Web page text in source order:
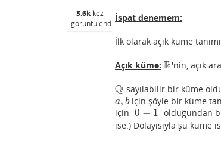
3.6kkez
görüntülendi
İspat denemem:
İlk olarak açık küme
Açık küme: R
R 'nin, açık
Q
Q sayılabilir bir küme
a, b
a,b için şöyle bir küme
için 0 − 1
|0 −1 | olduğundan
ise.) Dolayısıyla şu küme